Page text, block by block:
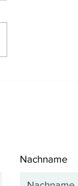
Nachname